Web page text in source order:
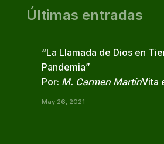
Últimas entradas
“La Llamada de Dios en
Pandemia”
Por: M. Carmen MartínVita
May 26, 2021